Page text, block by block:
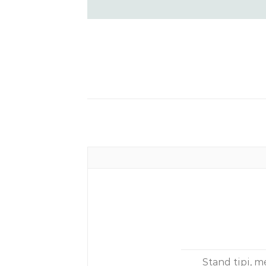
Stand tipi,